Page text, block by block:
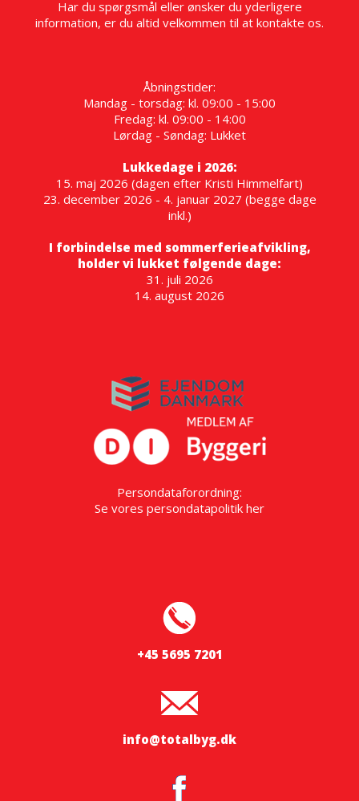
Har du spørgsmål eller ønsker du yderligere
information, er du altid velkommen til at kontakte os.
Åbningstider:
Mandag - torsdag: kl. 09:00 - 15:00
Fredag: kl. 09:00 - 14:00
Lørdag - Søndag: Lukket
Lukkedage i 2026:
15. maj 2026 (dagen efter Kristi Himmelfart)
23. december 2026 - 4. januar 2027 (begge dage
inkl.)
I forbindelse med sommerferieafvikling,
holder vi lukket følgende dage:
31. juli 2026
14. august 2026
Persondataforordning:
Se vores persondatapolitik her
+45 5695 7201
info@totalbyg.dk